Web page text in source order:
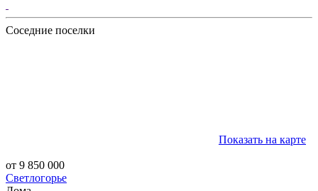
Соседние поселки
Показать на карте
от 9 850 000
Светлогорье